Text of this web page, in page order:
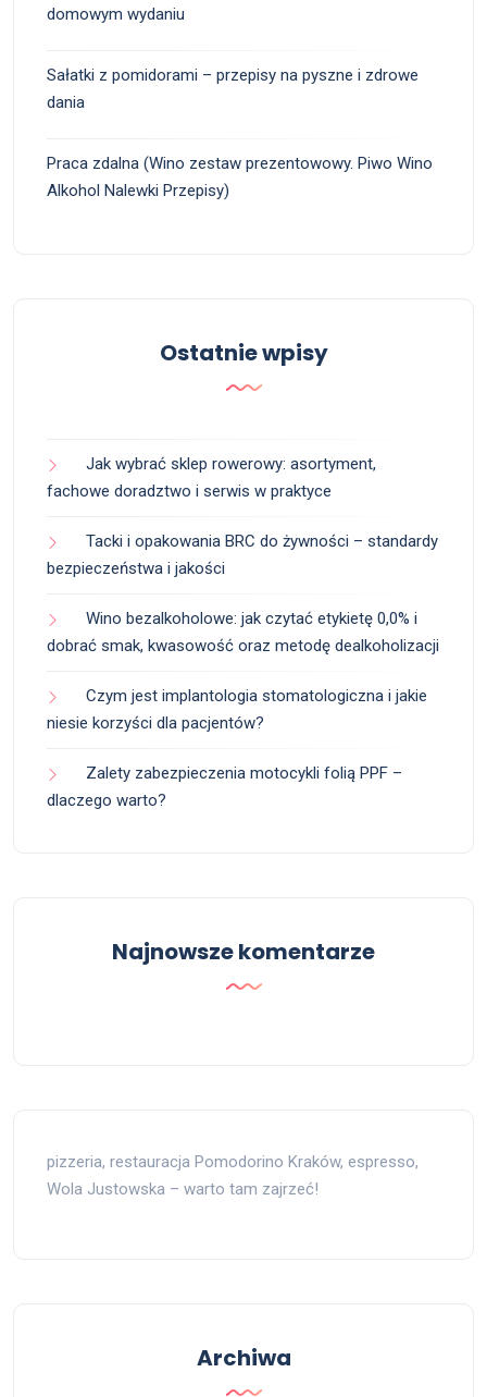
domowym wydaniu
Sałatki z pomidorami – przepisy na pyszne i zdrowe
dania
Praca zdalna (Wino zestaw prezentowowy. Piwo Wino
Alkohol Nalewki Przepisy)
Ostatnie wpisy
Jak wybrać sklep rowerowy: asortyment,
fachowe doradztwo i serwis w praktyce
Tacki i opakowania BRC do żywności – standardy
bezpieczeństwa i jakości
Wino bezalkoholowe: jak czytać etykietę 0,0% i
dobrać smak, kwasowość oraz metodę dealkoholizacji
Czym jest implantologia stomatologiczna i jakie
niesie korzyści dla pacjentów?
Zalety zabezpieczenia motocykli folią PPF –
dlaczego warto?
Najnowsze komentarze
pizzeria, restauracja Pomodorino Kraków, espresso,
Wola Justowska – warto tam zajrzeć!
Archiwa